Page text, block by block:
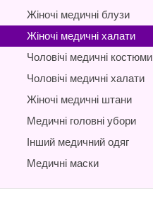
Жіночі медичні блузи
Жіночі медичні халати
Чоловічі медичні костюми
Чоловічі медичні халати
Жіночі медичні штани
Медичні головні убори
Інший медичний одяг
Медичні маски